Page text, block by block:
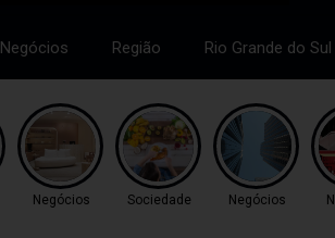
Negócios Região Rio Grande do Sul
Negócios Sociedade Negócios